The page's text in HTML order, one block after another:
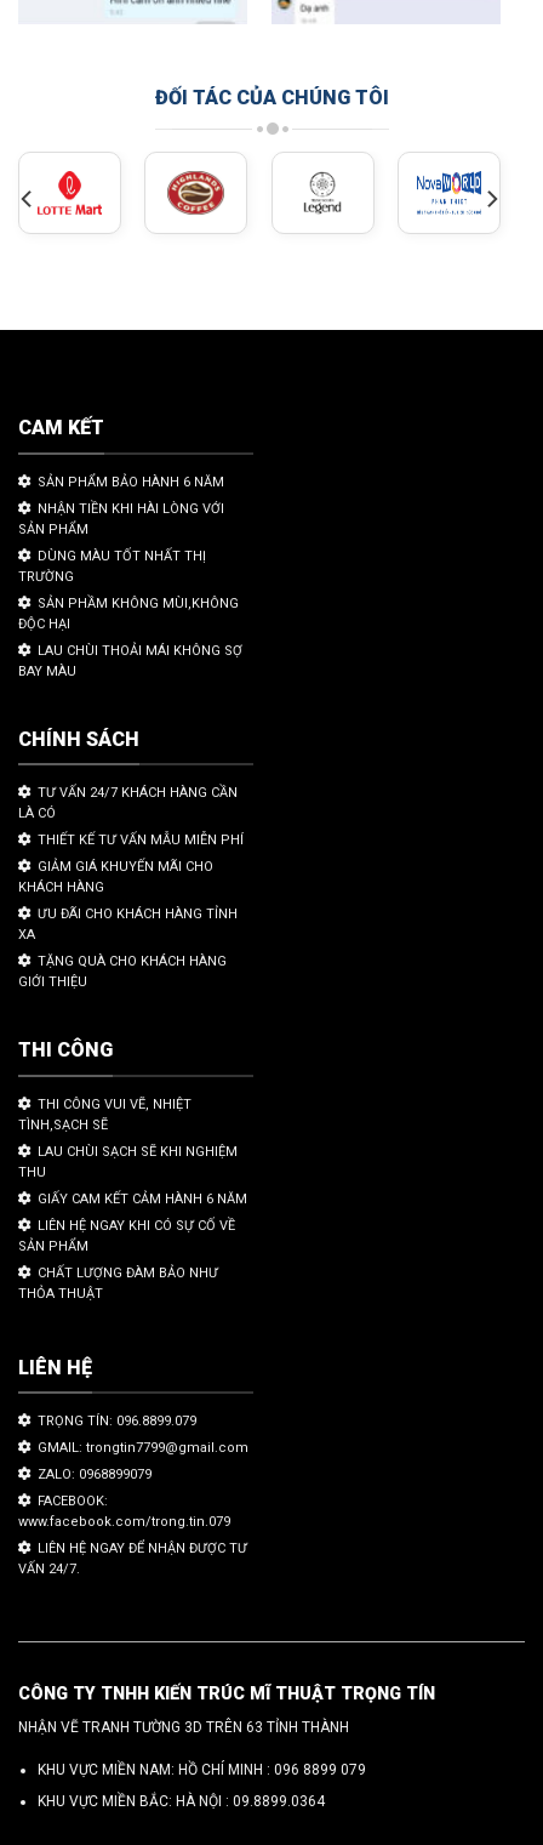
ĐỐI TÁC CỦA CHÚNG TÔI
CAM KẾT
SẢN PHẨM BẢO HÀNH 6 NĂM
NHẬN TIỀN KHI HÀI LÒNG VỚI
SẢN PHẨM
DÙNG MÀU TỐT NHẤT THỊ
TRƯỜNG
SẢN PHẦM KHÔNG MÙI,KHÔNG
ĐỘC HẠI
LAU CHÙI THOẢI MÁI KHÔNG SỢ
BAY MÀU
CHÍNH SÁCH
TƯ VẤN 24/7 KHÁCH HÀNG CẦN
LÀ CÓ
THIẾT KẾ TƯ VẤN MẪU MIỄN PHÍ
GIẢM GIÁ KHUYẾN MÃI CHO
KHÁCH HÀNG
ƯU ĐÃI CHO KHÁCH HÀNG TỈNH
XA
TẶNG QUÀ CHO KHÁCH HÀNG
GIỚI THIỆU
THI CÔNG
THI CÔNG VUI VẼ, NHIỆT
TÌNH,SẠCH SẼ
LAU CHÙI SẠCH SẼ KHI NGHIỆM
THU
GIẤY CAM KẾT CẢM HÀNH 6 NĂM
LIÊN HỆ NGAY KHI CÓ SỰ CỐ VỀ
SẢN PHẨM
CHẤT LƯỢNG ĐÀM BẢO NHƯ
THỎA THUẬT
LIÊN HỆ
TRỌNG TÍN: 096.8899.079
GMAIL: trongtin7799@gmail.com
ZALO: 0968899079
FACEBOOK:
www.facebook.com/trong.tin.079
LIÊN HỆ NGAY ĐỂ NHẬN ĐƯỢC TƯ
VẤN 24/7.
CÔNG TY TNHH KIẾN TRÚC MĨ THUẬT TRỌNG TÍN
NHẬN VẼ TRANH TƯỜNG 3D TRÊN 63 TỈNH THÀNH
KHU VỰC MIỀN NAM: HỒ CHÍ MINH : 096 8899 079
KHU VỰC MIỀN BẮC: HÀ NỘI : 09.8899.0364